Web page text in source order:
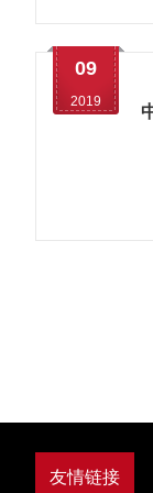
09
2019
友情链接